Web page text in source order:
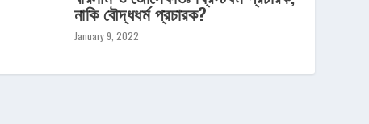
নাকি বৌদ্ধধর্ম প্রচারক?
January 9, 2022